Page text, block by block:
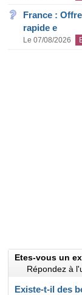
France :
rapide e
Le 07/08/2026
Etes-vous un
Répondez à
Existe-t-il des